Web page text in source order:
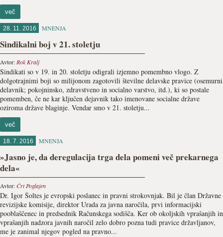
več
28. 11. 2016 MNENJA
Sindikalni boj v 21. stoletju
Avtor: Rok Kralj
Sindikati so v 19. in 20. stoletju odigrali izjemno pomembno vlogo. Z
dolgotrajnimi boji so milijonom zagotovili številne delavske pravice (osemurni
delavnik; pokojninsko, zdravstveno in socialno varstvo, itd.), ki so postale
pomemben, če ne kar ključen dejavnik tako imenovane socialne države
oziroma države blaginje. Vendar smo v 21. stoletju...
več
18. 7. 2016 MNENJA
»Jasno je, da deregulacija trga dela pomeni več prekarnega
dela«
Avtor:Črt Poglajen
Dr. Igor Šoltes je evropski poslanec in pravni strokovnjak. Bil je član Državne
revizijske komisije, direktor Urada za javna naročila, prvi informacijski
pooblaščenec in predsednik Računskega sodišča. Ker ob okoljskih vprašanjih in
vprašanjih nadzora javnih naročil zelo dobro pozna tudi pravice državljanov,
me je zanimal njegov pogled na pravno...